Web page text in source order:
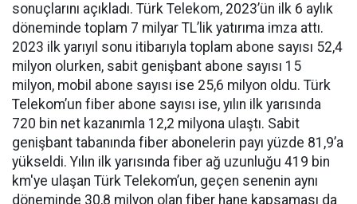
sonuçlarını açıkladı. Türk Telekom, 2023’ün ilk 6 aylık
döneminde toplam 7 milyar TL’lik yatırıma imza attı.
2023 ilk yarıyıl sonu itibarıyla toplam abone sayısı 52,4
milyon olurken, sabit genişbant abone sayısı 15
milyon, mobil abone sayısı ise 25,6 milyon oldu. Türk
Telekom’un fiber abone sayısı ise, yılın ilk yarısında
720 bin net kazanımla 12,2 milyona ulaştı. Sabit
genişbant tabanında fiber abonelerin payı yüzde 81,9’a
yükseldi. Yılın ilk yarısında fiber ağ uzunluğu 419 bin
km'ye ulaşan Türk Telekom’un, geçen senenin aynı
döneminde 30,8 milyon olan fiber hane kapsaması da